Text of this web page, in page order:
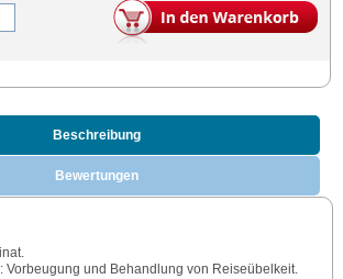
Beschreibung
Bewertungen
Vorbeugung und Behandlung von Reiseübelkeit.